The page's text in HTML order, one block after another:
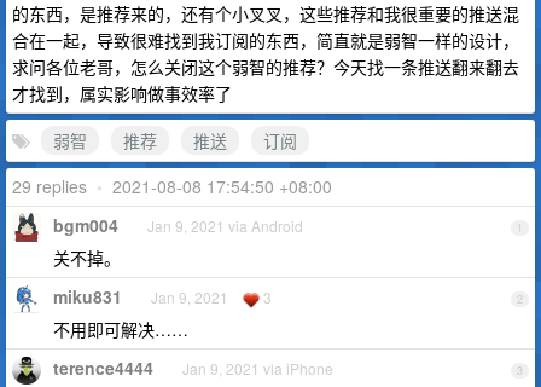
的东西，是推荐来的，还有个小叉叉，这些推荐和我很重要的推送混
合在一起，导致很难找到我订阅的东西，简直就是弱智一样的设计，
求问各位老哥，怎么关闭这个弱智的推荐？今天找一条推送翻来翻去
才找到，属实影响做事效率了
弱智
推荐 推送
订阅
29 replies • 2021-08-08 17:54:50 +08:00
1
bgm004 Jan 9, 2021 via Android
关不掉。
2
miku831 Jan 9, 2021 3
不用即可解决……
3
terence4444 Jan 9, 2021 via iPhone